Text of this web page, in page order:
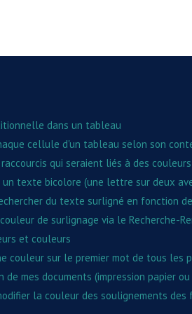
dans un tableau
cellule d'un tableau selon son
qui seraient liés à des
un texte bicolore (une lettre sur deux
du texte surligné en fonction
de surlignage via le Recherche-
et couleurs
couleur sur le premier mot de tous les
mes documents (impression papier
la couleur des soulignements des